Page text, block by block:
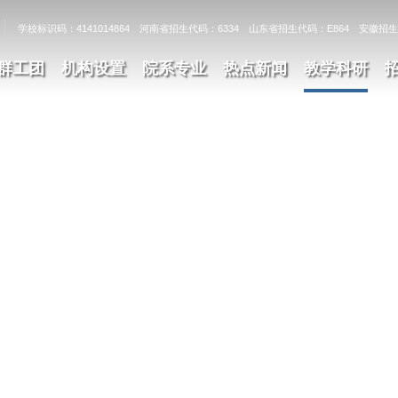
学校标识码：4141014864 河南省招生代码：6334 山东省招生代码：E864 安徽
工团 机构设置 院系专业 热点新闻 教学科研